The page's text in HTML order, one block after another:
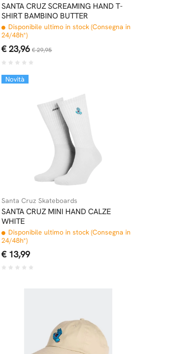
SANTA CRUZ SCREAMING HAND T-
SHIRT BAMBINO BUTTER
Disponibile ultimo in stock (Consegna in
24/48h*)
€ 23,96 € 29,95
Novità
Santa Cruz Skateboards
SANTA CRUZ MINI HAND CALZE
WHITE
Disponibile ultimo in stock (Consegna in
24/48h*)
€ 13,99